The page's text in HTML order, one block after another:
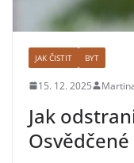
JAK ČISTIT BYT
15. 12. 2025
Jak